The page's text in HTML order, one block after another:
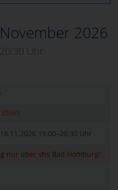
2026
Uhr
Ebert
19:00–20:30 Uhr
nur über vhs Bad Homburg!